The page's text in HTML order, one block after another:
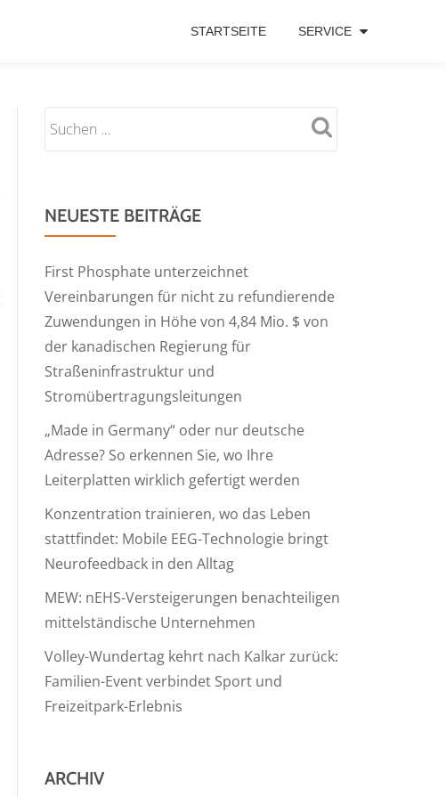
STARTSEITE SERVICE
NEUESTE BEITRÄGE
First Phosphate unterzeichnet
Vereinbarungen für nicht zu refundierende
Zuwendungen in Höhe von 4,84 Mio. $ von
der kanadischen Regierung für
Straßeninfrastruktur und
Stromübertragungsleitungen
„Made in Germany“ oder nur deutsche
Adresse? So erkennen Sie, wo Ihre
Leiterplatten wirklich gefertigt werden
Konzentration trainieren, wo das Leben
stattfindet: Mobile EEG-Technologie bringt
Neurofeedback in den Alltag
MEW: nEHS-Versteigerungen benachteiligen
mittelständische Unternehmen
Volley-Wundertag kehrt nach Kalkar zurück:
Familien-Event verbindet Sport und
Freizeitpark-Erlebnis
ARCHIV